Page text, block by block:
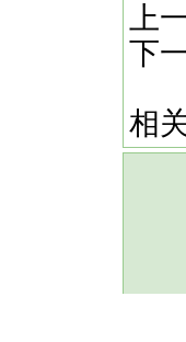
上
下
相